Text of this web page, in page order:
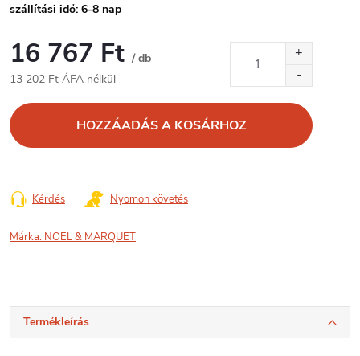
szállítási idő: 6-8 nap
16 767 Ft / db
13 202 Ft ÁFA nélkül
HOZZÁADÁS A KOSÁRHOZ
Kérdés Nyomon követés
Márka: NOËL & MARQUET
Termékleírás